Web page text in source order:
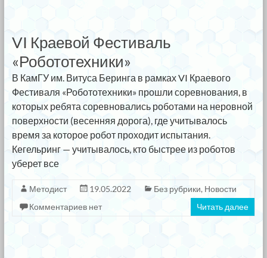
VI Краевой Фестиваль
«Робототехники»
В КамГУ им. Витуса Беринга в рамках VI Краевого
Фестиваля «Робототехники» прошли соревнования, в
которых ребята соревновались роботами на неровной
поверхности (весенняя дорога), где учитывалось
время за которое робот проходит испытания.
Кегельринг — учитывалось, кто быстрее из роботов
уберет все
Методист 19.05.2022 Без рубрики, Новости
Комментариев нет
Читать далее